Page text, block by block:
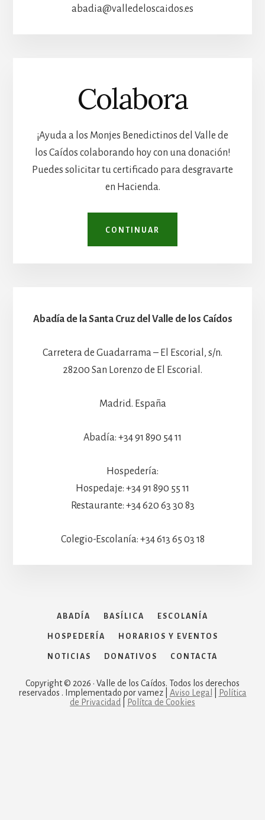
abadia@valledeloscaidos.es
Colabora
¡Ayuda a los Monjes Benedictinos del Valle de
los Caídos colaborando hoy con una donación!
Puedes solicitar tu certificado para desgravarte
en Hacienda.
CONTINUAR
Abadía de la Santa Cruz del Valle de los Caídos
Carretera de Guadarrama – El Escorial, s/n.
28200 San Lorenzo de El Escorial.
Madrid. España
Abadía: +34 91 890 54 11
Hospedería:
Hospedaje: +34 91 890 55 11
Restaurante: +34 620 63 30 83
Colegio-Escolanía: +34 613 65 03 18
ABADÍA BASÍLICA ESCOLANÍA
HOSPEDERÍA HORARIOS Y EVENTOS
NOTICIAS DONATIVOS CONTACTA
Copyright © 2026 · Valle de los Caídos. Todos los derechos
reservados . Implementado por vamez | Aviso Legal
Política
de Privacidad
Polítca de Cookies